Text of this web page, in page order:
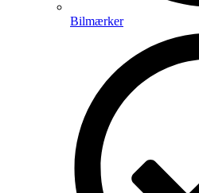
Bilmærker